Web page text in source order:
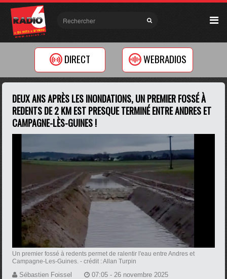
DIRECT WEBRADIOS
DEUX ANS APRÈS LES INONDATIONS, UN PREMIER FOSSÉ À
REDENTS DE 2 KM EST PRESQUE TERMINÉ ENTRE ANDRES ET
CAMPAGNE-LÈS-GUINES !
Un premier fossé à redents permet de ralentir l'eau entre Andres et
Campagne-Les-Guines. - crédit : Allan Turpin
Sébastien Foissel 07:05 - 26 novembre 2025